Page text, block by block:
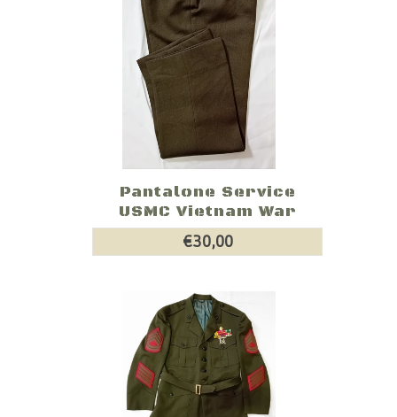
Pantalone Service
USMC Vietnam War
€30,00